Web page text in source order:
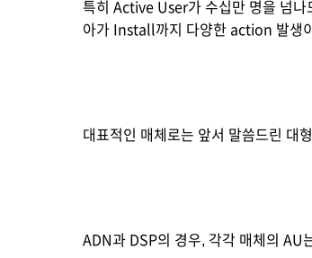
특히 Active User가 수십만 명을 넘
아가 Install까지 다양한 action 발생
대표적인 매체로는 앞서 말씀드린
ADN과 DSP의 경우, 각각 매체의 AU